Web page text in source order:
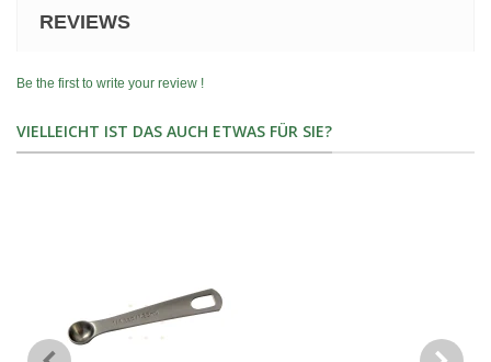
REVIEWS
Be the first to write your review !
VIELLEICHT IST DAS AUCH ETWAS FÜR SIE?